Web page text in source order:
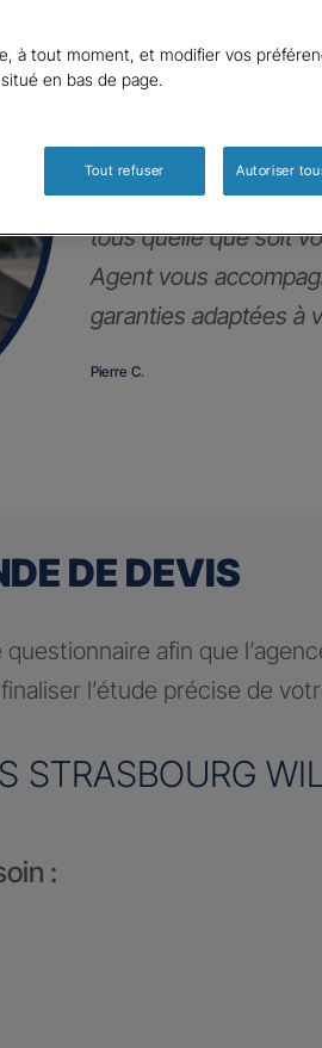
Parole
d’expert !
Notre contrat
tous quelle que soit
Agent vous
garanties adaptées à
Pierre C.
DE DEVIS
afin que
l’étude précise de
STRASBOURG
:
à tout moment, et modifier vos
situé en bas de page.
Tout refuser Autoriser